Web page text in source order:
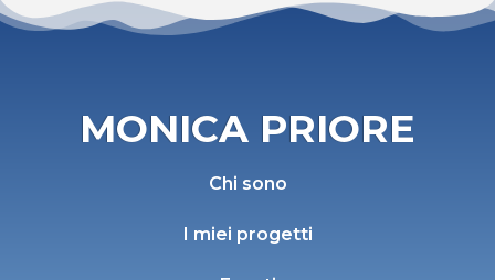
MONICA PRIORE
Chi sono
I miei progetti